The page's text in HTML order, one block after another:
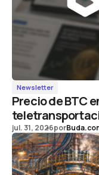
Newsletter
Precio de BTC
jul. 31, 2026por